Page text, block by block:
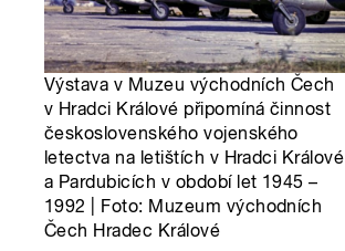
Výstava v Muzeu východních Čech
v Hradci Králové připomíná činnost
československého vojenského
letectva na letištích v Hradci Králové
a Pardubicích v období let 1945 –
1992 | Foto: Muzeum východních
Čech Hradec Králové